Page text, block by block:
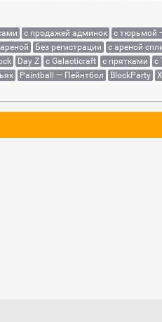
с продажей админок с тюрьмой
Без регистрации с ареной
Day Z с Galacticraft с прятками с
Paintball — Пейнтбол BlockParty